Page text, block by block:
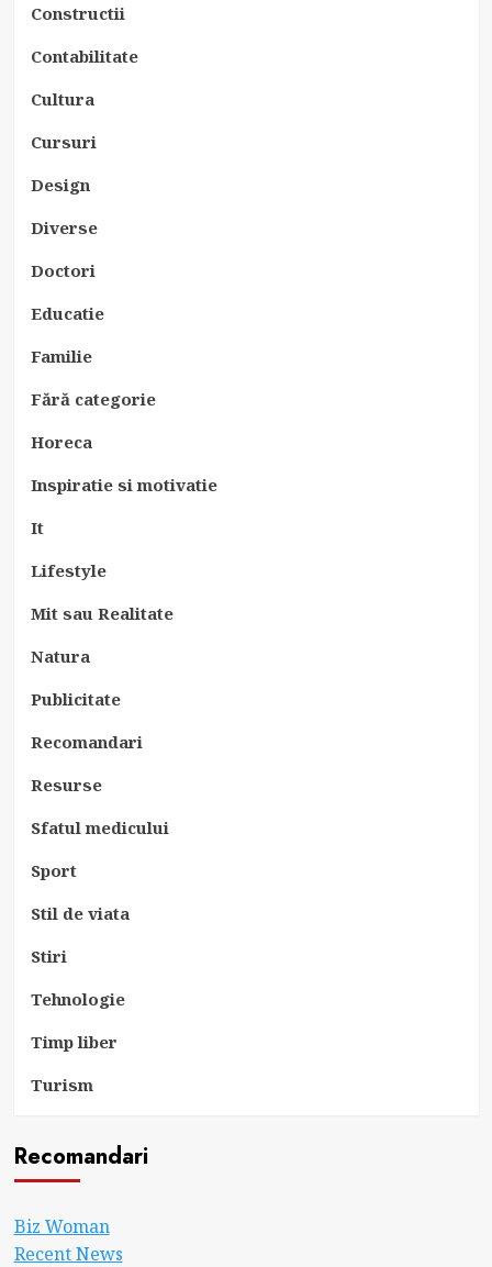
Constructii
Contabilitate
Cultura
Cursuri
Design
Diverse
Doctori
Educatie
Familie
Fără categorie
Horeca
Inspiratie si motivatie
It
Lifestyle
Mit sau Realitate
Natura
Publicitate
Recomandari
Resurse
Sfatul medicului
Sport
Stil de viata
Stiri
Tehnologie
Timp liber
Turism
Recomandari
Biz Woman
Recent News